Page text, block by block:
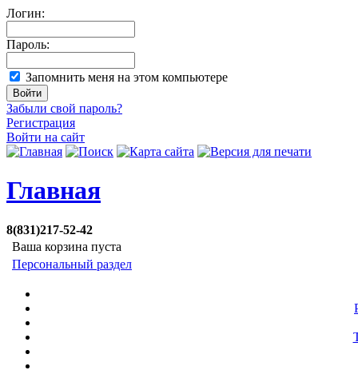
Логин:
Пароль:
Запомнить меня на этом компьютере
Забыли свой пароль?
Регистрация
Войти на сайт
Главная
8(831)217-52-42
Ваша корзина пуста
Персональный раздел